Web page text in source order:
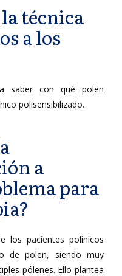
técnica
a los
saber con qué polen
polisensibilizado.
a
para
los pacientes polínicos
de polen, siendo muy
pólenes. Ello plantea